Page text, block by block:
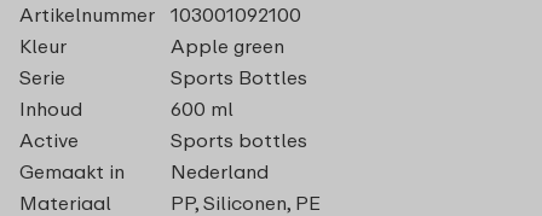
Artikelnummer
103001092100
Kleur
Apple green
Serie
Sports Bottles
Inhoud
600 ml
Active
Sports bottles
Gemaakt in
Nederland
Materiaal
PP, Siliconen, PE